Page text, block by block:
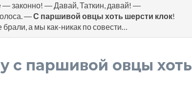
законно! ― Давай, Таткин, давай! ―
―С паршивой овцы хоть шерсти клок!
брали, а мы как-никак по совести…
с паршивой овцы хоть